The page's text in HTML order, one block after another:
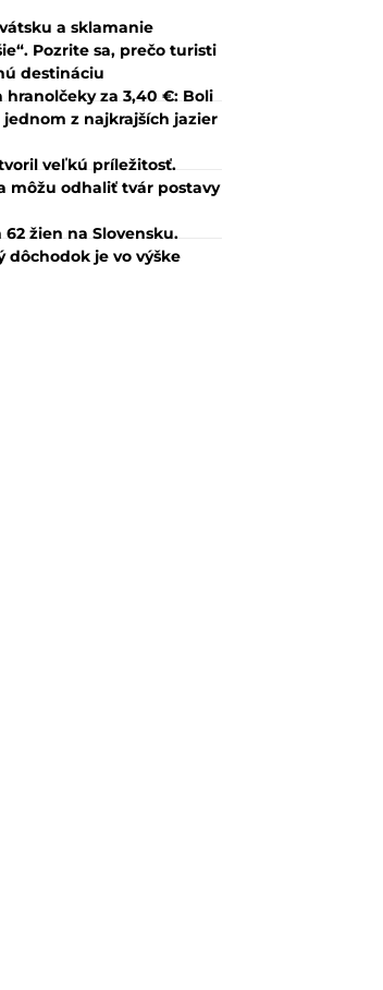
a sklamanie
Pozrite sa, prečo turisti
destináciu
hranolčeky za 3,40 €: Boli
z najkrajších jazier
veľkú príležitosť.
môžu odhaliť tvár postavy
žien na Slovensku.
dôchodok je vo výške